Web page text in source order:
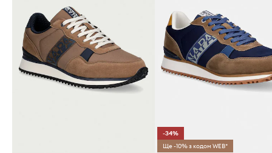
-34%
Ще -10% з кодом WEB*